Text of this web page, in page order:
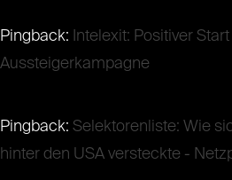
Pingback: Intelexit: Positiver
Aussteigerkampagne
Pingback: Selektorenliste: Wie
hinter den USA versteckte -